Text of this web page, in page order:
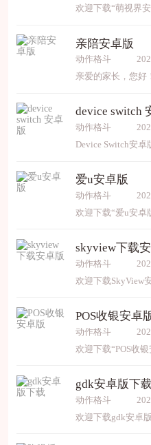
亲陪安卓版
动作格斗
device switch
动作格斗
爱u安卓版
动作格斗
skyview下载
动作格斗
POS收银安卓
动作格斗
gdk安卓版下载
动作格斗